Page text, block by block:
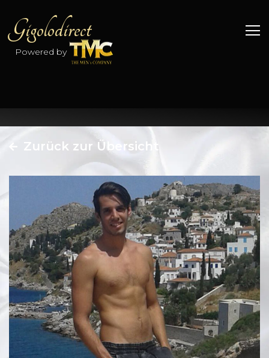
Gigolodirect
Powered by
Zurück zur Übersicht